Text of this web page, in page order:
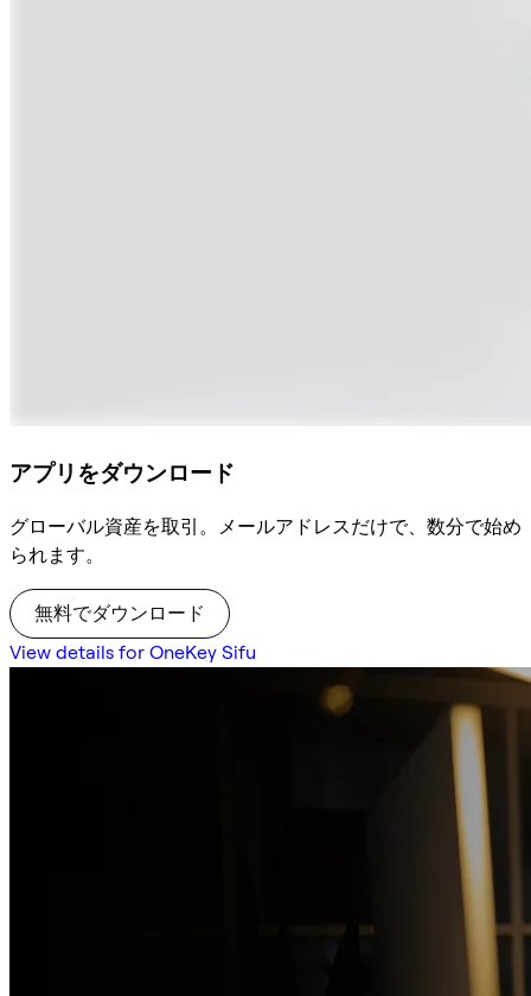
アプリをダウンロード
グローバル資産を取引。メールアドレスだけで、数分で始め
られます。
無料でダウンロード
View details for OneKey Sifu